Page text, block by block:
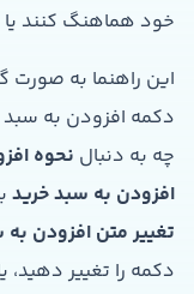
خود هماهنگ کنند یا
این راهنما به
دکمه افزودن به سبد
چه به دنبال نحوه
افزودن به سبد خرید
تغییر متن افزودن
دکمه را تغییر